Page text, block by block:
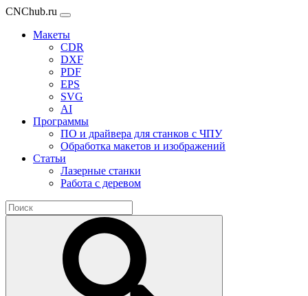
CNChub.ru
Макеты
CDR
DXF
PDF
EPS
SVG
AI
Программы
ПО и драйвера для станков с ЧПУ
Обработка макетов и изображений
Статьи
Лазерные станки
Работа с деревом